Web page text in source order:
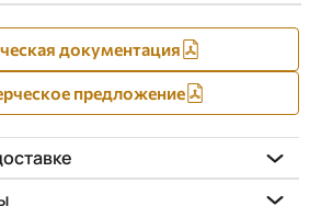
документация
предложение